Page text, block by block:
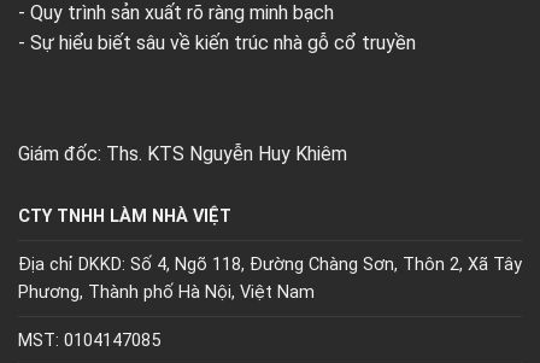
- Quy trình sản xuất rõ ràng minh bạch
- Sự hiểu biết sâu về kiến trúc nhà gỗ cổ truyền
Giám đốc: Ths. KTS Nguyễn Huy Khiêm
CTY TNHH LÀM NHÀ VIỆT
Địa chỉ DKKD: Số 4, Ngõ 118, Đường Chàng Sơn, Thôn 2, Xã Tây
Phương, Thành phố Hà Nội, Việt Nam
MST: 0104147085